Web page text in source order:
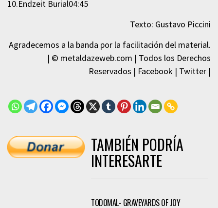
10.Endzeit Burial04:45
Texto: Gustavo Piccini
Agradecemos a la banda por la facilitación del material.
| © metaldazeweb.com | Todos los Derechos
Reservados | Facebook | Twitter |
TAMBIÉN PODRÍA
INTERESARTE
TODOMAL- GRAVEYARDS OF JOY